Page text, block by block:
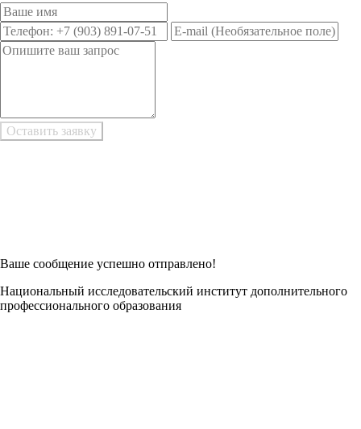
Ваше сообщение успешно отправлено!
Национальный исследовательский институт дополнительного
профессионального образования